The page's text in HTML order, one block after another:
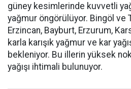
güney kesimlerinde kuvvetli
yağmur öngörülüyor. Bingöl ve
Erzincan, Bayburt, Erzurum,
karla karışık yağmur ve kar
bekleniyor. Bu illerin yüksek
yağışı ihtimali bulunuyor.